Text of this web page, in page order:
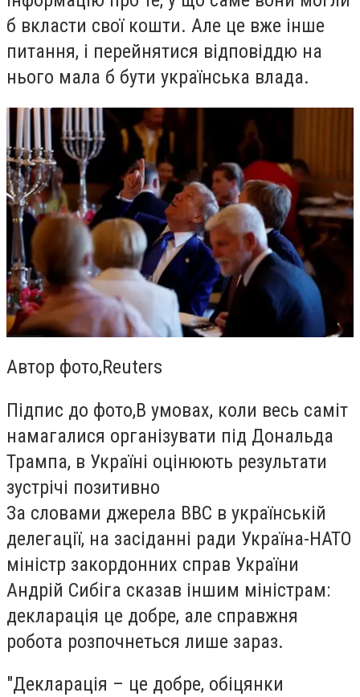
б вкласти свої кошти. Але це вже інше
питання, і перейнятися відповіддю на
нього мала б бути українська влада.
Автор фото,Reuters
Підпис до фото,В умовах, коли весь саміт
намагалися організувати під Дональда
Трампа, в Україні оцінюють результати
зустрічі позитивно
За словами джерела ВВС в українській
делегації, на засіданні ради Україна-НАТО
міністр закордонних справ України
Андрій Сибіга сказав іншим міністрам:
декларація це добре, але справжня
робота розпочнеться лише зараз.
"Декларація – це добре, обіцянки